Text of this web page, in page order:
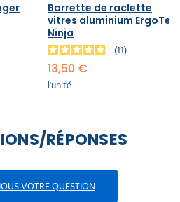
Barrette de raclette
vitres aluminium ErgoTec
Ninja
11
13,50 €
l'unité
RÉPONSES
VOTRE QUESTION